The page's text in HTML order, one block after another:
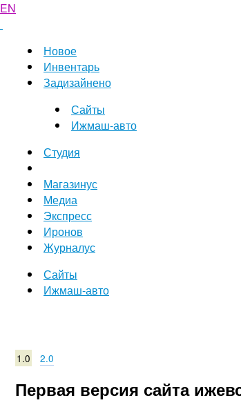
EN
Новое
Инвентарь
Задизайнено
Сайты
Ижмаш-авто
Студия
Магазинус
Медиа
Экспресс
Иронов
Журналус
Сайты
Ижмаш-авто
1.0 2.0
Первая версия сайта